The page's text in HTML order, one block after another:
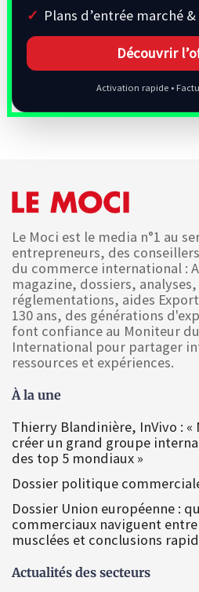
Plans d’entrée marché
Découvrir
Activation rapide •
Le Moci est le media n°1 au
entrepreneurs, des
du commerce international :
magazine, dossiers,
réglementations, aides
130 ans, des générations
font confiance au Moniteur
International pour partager
ressources et expériences.
À la une
Thierry Blandinière, InVivo : «
créer un grand groupe
des top 5 mondiaux »
Dossier politique
Dossier Union européenne :
commerciaux naviguent
musclées et conclusions
Actualités des secteurs